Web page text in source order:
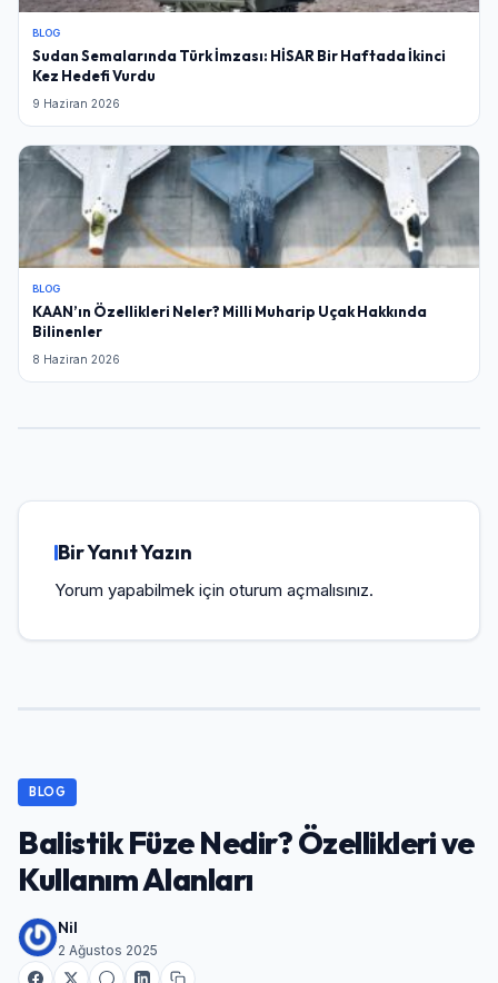
BLOG
Sudan Semalarında Türk İmzası: HİSAR Bir Haftada İkinci
Kez Hedefi Vurdu
9 Haziran 2026
BLOG
KAAN’ın Özellikleri Neler? Milli Muharip Uçak Hakkında
Bilinenler
8 Haziran 2026
Bir Yanıt Yazın
Yorum yapabilmek için oturum açmalısınız.
BLOG
Balistik Füze Nedir? Özellikleri ve
Kullanım Alanları
Nil
2 Ağustos 2025